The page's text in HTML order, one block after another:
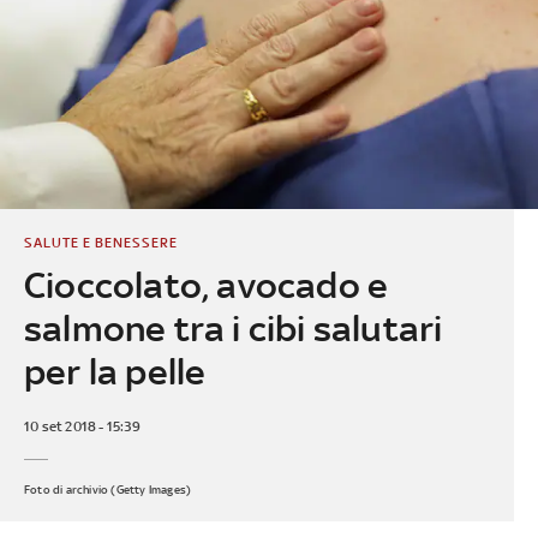
Cioccolato, avocado e
salmone tra i cibi salutari
per la pelle
SALUTE E BENESSERE
10 set 2018 - 15:39
Foto di archivio (Getty Images)